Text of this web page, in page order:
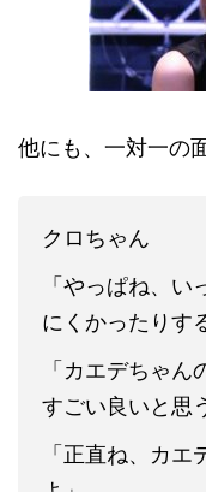
他にも、一対一の
クロちゃん
「やっぱね、
にくかったりす
「カエデちゃ
すごい良いと思
「正直ね、カ